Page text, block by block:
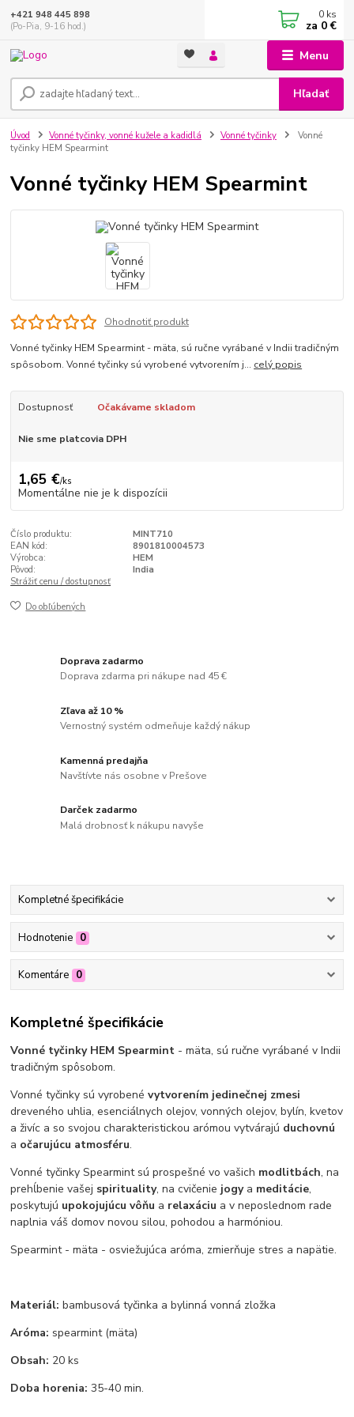
Menu
Hľadať
+421 948 445 898
(Po-Pia, 9-16 hod.)
0 ks
za 0 €
Úvod Vonné tyčinky, vonné kužele a kadidlá Vonné tyčinky
Vonné
tyčinky HEM Spearmint
Vonné tyčinky HEM Spearmint
Ohodnotiť produkt
Vonné tyčinky HEM Spearmint - mäta, sú ručne vyrábané v Indii tradičným
spôsobom. Vonné tyčinky sú vyrobené vytvorením j... celý popis
Dostupnosť Očakávame skladom
Nie sme platcovia DPH
1,65 €/ks
Momentálne nie je k dispozícii
Číslo produktu:
MINT710
EAN kód:
8901810004573
Výrobca:
HEM
Pôvod:
India
Strážiť cenu / dostupnosť
Do obľúbených
Doprava zadarmo
Doprava zdarma pri nákupe nad 45 €
Zľava až 10 %
Vernostný systém odmeňuje každý nákup
Kamenná predajňa
Navštívte nás osobne v Prešove
Darček zadarmo
Malá drobnosť k nákupu navyše
Kompletné špecifikácie
Hodnotenie 0
Komentáre 0
Kompletné špecifikácie
Vonné tyčinky HEM Spearmint - mäta, sú ručne vyrábané v Indii
tradičným spôsobom.
Vonné tyčinky sú vyrobenévytvorením jedinečnej zmesi
dreveného uhlia, esenciálnych olejov, vonných olejov, bylín, kvetov
a živíc a so svojou charakteristickou arómou vytvárajú duchovnú
a očarujúcu atmosféru.
Vonné tyčinky Spearmint sú prospešné vo vašich modlitbách, na
prehĺbenie vašej spirituality, na cvičenie jogy a meditácie,
poskytujú upokojujúcu vôňu a relaxáciu a v neposlednom rade
naplnia váš domov novou silou, pohodou a harmóniou.
Spearmint - mäta - osviežujúca aróma, zmierňuje stres a napätie.
Materiál: bambusová tyčinka a bylinná vonná zložka
Aróma: spearmint (mäta)
Obsah: 20 ks
Doba horenia: 35-40 min.